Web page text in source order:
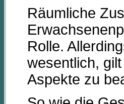
Räumliche
Rolle.
wesentlich,
Aspekte zu